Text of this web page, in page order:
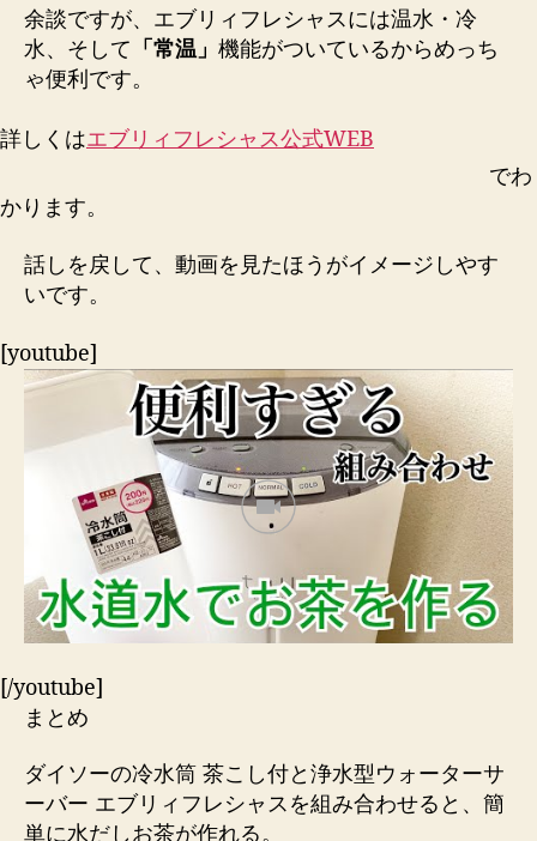
の
余談ですが、エブリィフレシャスには温水・冷
水、そして 「常温」 機能がついているからめっち
ゃ便利です。
詳しくはエブリィフレシャス公式WEB
でわ
かります。
話しを戻して、動画を見たほうがイメージしやす
いです。
[youtube]
[/youtube]
まとめ
ダイソーの冷水筒 茶こし付と浄水型ウォーターサ
ーバー エブリィフレシャスを組み合わせると、簡
単に水だしお茶が作れる。